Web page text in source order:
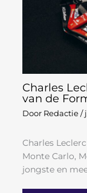
Charles
van de
Door Redactie /
Charles
Monte Carlo,
jongste en